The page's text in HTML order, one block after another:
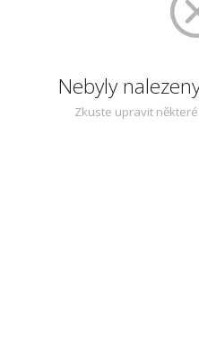
Nebyly
Zkuste upravit